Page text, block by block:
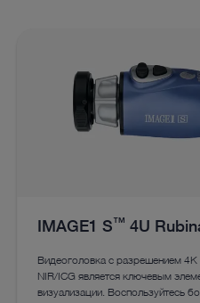
IMAGE1 S ™ 4U
Видеоголовка с разрешением
NIR/ICG является ключевым
визуализации. Воспользуйтесь